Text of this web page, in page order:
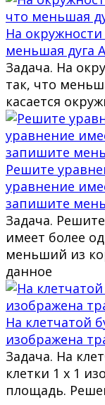
На
меньшая дуга
Задача. На
так, что
касается
Решите
уравнение
запишите
Задача.
имеет более
меньший из
данное
На клетчатой
изображена
Задача. На
клетки 1 х 1
площадь.